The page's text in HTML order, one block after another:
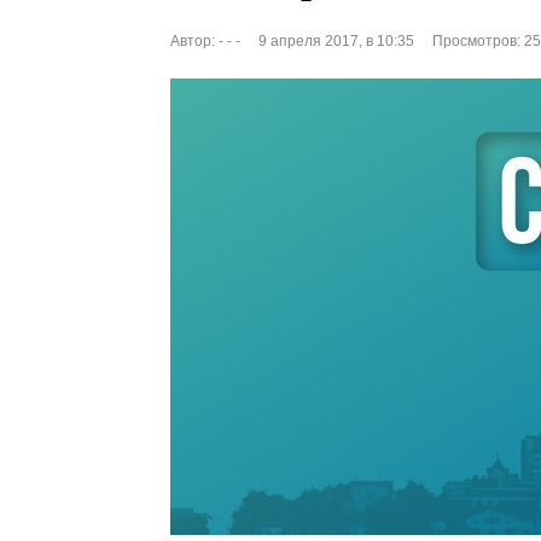
Автор: - - - 9 апреля 2017, в 10:35 Просмотров: